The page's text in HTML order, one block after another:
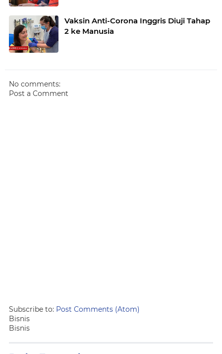
Vaksin Anti-Corona Inggris Diuji Tahap
2 ke Manusia
No comments:
Post a Comment
Subscribe to: Post Comments (Atom)
Bisnis
Bisnis